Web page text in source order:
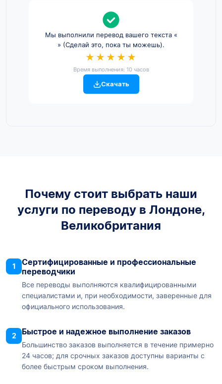
Мы выполнили перевод вашего текста «
» (Сделай это, пока ты можешь).
★★★★★
Время выполнения: 10 часов
Скачать
Почему стоит выбрать наши
услуги по переводу в Лондоне,
Великобритания
1
Сертифицированные и профессиональные
переводчики
Все переводы выполняются квалифицированными
специалистами и, при необходимости, заверенные для
официального использования.
2 Быстрое и надежное выполнение заказов
Большинство заказов выполняется в течение примерно
24 часов; для срочных заказов доступны варианты с
более быстрым сроком выполнения.